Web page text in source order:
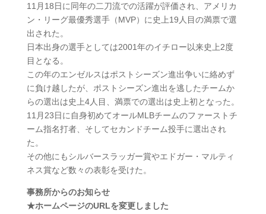
11月18日に同年の二刀流での活躍が評価され、アメリカ
ン・リーグ最優秀選手（MVP）に史上19人目の満票で選
出された。
日本出身の選手としては2001年のイチロー以来史上2度
目となる。
この年のエンゼルスはポストシーズン進出争いに絡めず
に負け越したが、ポストシーズン進出を逃したチームか
らの選出は史上4人目、満票での選出は史上初となった。
11月23日に自身初めてオールMLBチームのファーストチ
ーム指名打者、そしてセカンドチーム投手に選出され
た。
その他にもシルバースラッガー賞やエドガー・マルティ
ネス賞など数々の表彰を受けた。
事務所からのお知らせ
★ホームページのURLを変更しました